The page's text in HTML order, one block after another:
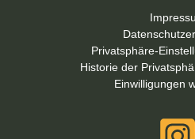
Privatsphäre-
Historie der
Einwilligungen